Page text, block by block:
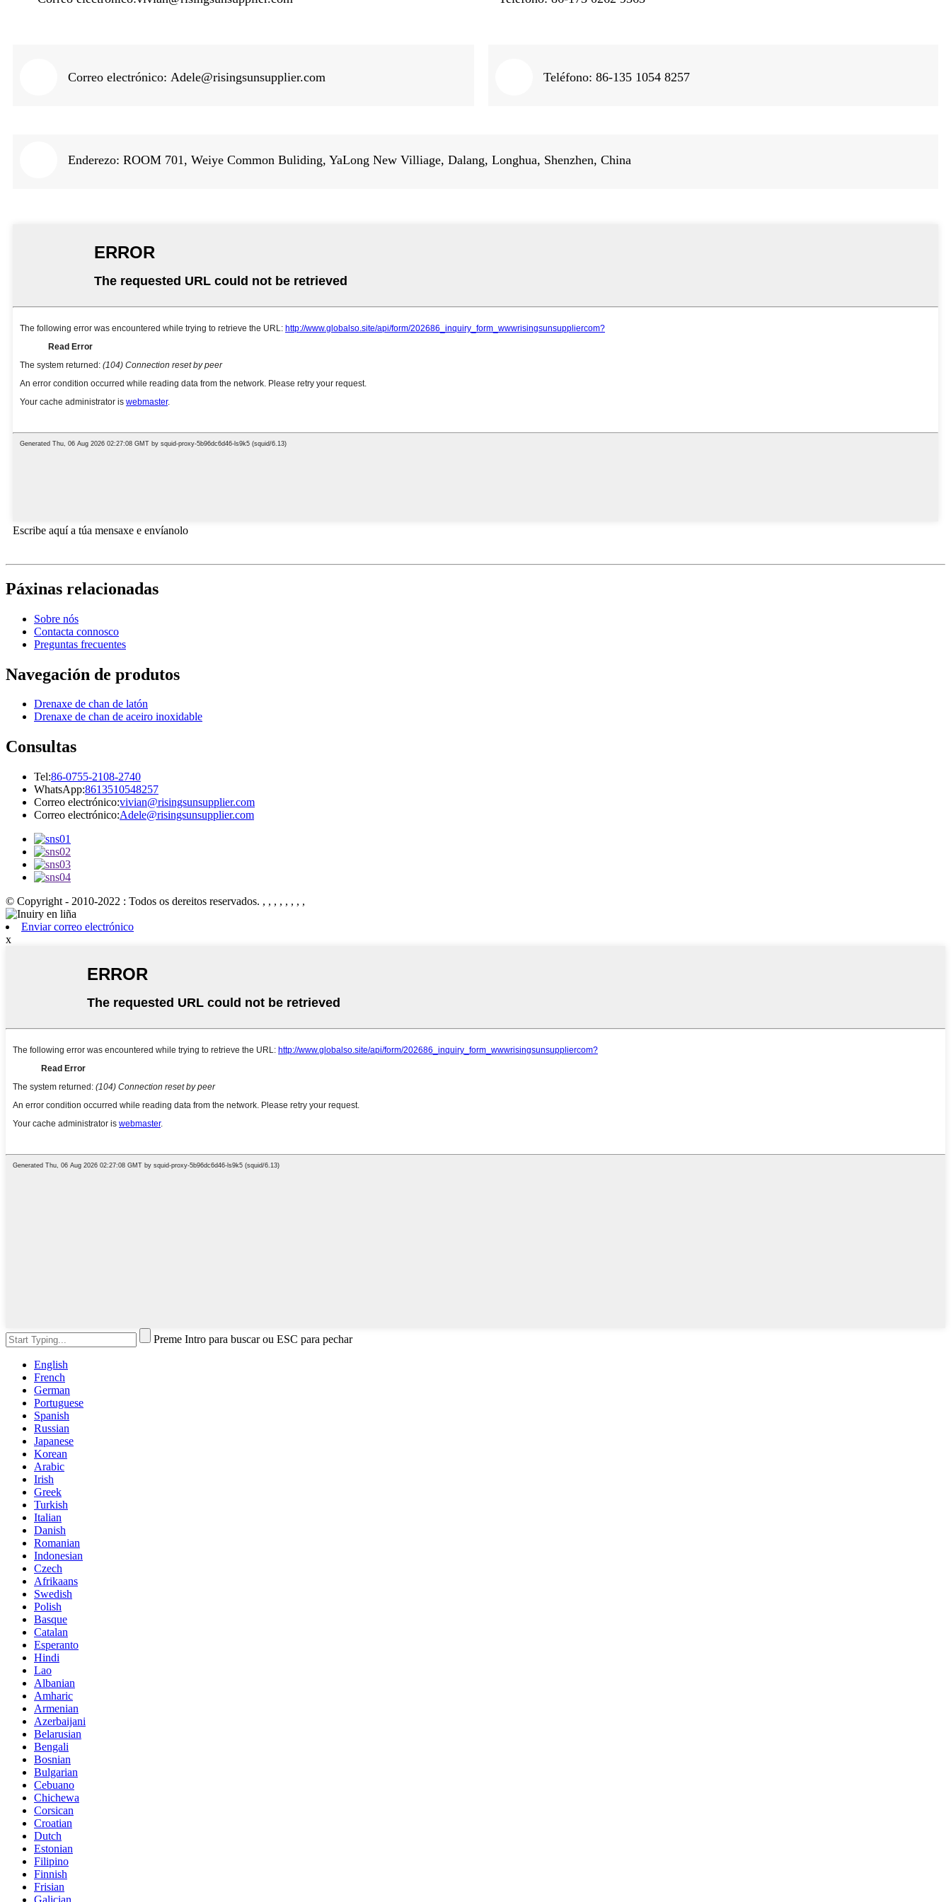
Correo electrónico: Adele@risingsunsupplier.com Teléfono: 86-135 1054 8257
Enderezo: ROOM 701, Weiye Common Buliding, YaLong New Villiage, Dalang, Longhua, Shenzhen, China
Escribe aquí a túa mensaxe e envíanolo
Páxinas relacionadas
Sobre nós
Contacta connosco
Preguntas frecuentes
Navegación de produtos
Drenaxe de chan de latón
Drenaxe de chan de aceiro inoxidable
Consultas
Tel:86-0755-2108-2740
WhatsApp:8613510548257
Correo electrónico:vivian@risingsunsupplier.com
Correo electrónico:Adele@risingsunsupplier.com
© Copyright - 2010-2022 : Todos os dereitos reservados. , , , , , , , ,
Enviar correo electrónico
x
Preme Intro para buscar ou ESC para pechar
English
French
German
Portuguese
Spanish
Russian
Japanese
Korean
Arabic
Irish
Greek
Turkish
Italian
Danish
Romanian
Indonesian
Czech
Afrikaans
Swedish
Polish
Basque
Catalan
Esperanto
Hindi
Lao
Albanian
Amharic
Armenian
Azerbaijani
Belarusian
Bengali
Bosnian
Bulgarian
Cebuano
Chichewa
Corsican
Croatian
Dutch
Estonian
Filipino
Finnish
Frisian